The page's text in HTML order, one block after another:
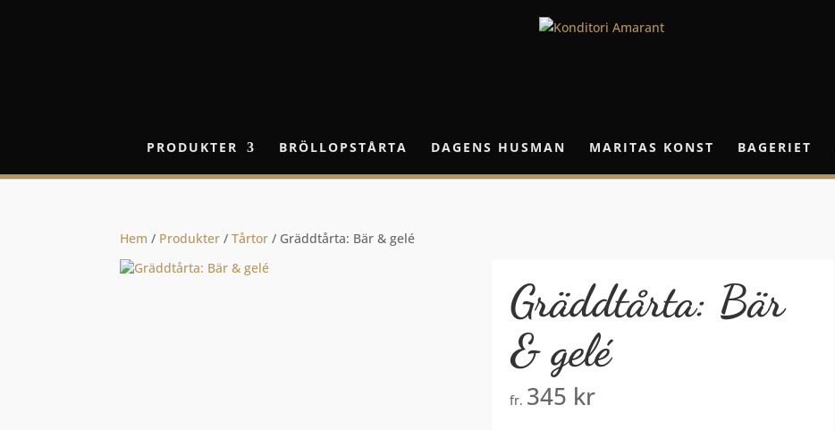
PRODUKTER BRÖLLOPSTÅRTA DAGENS HUSMAN MARITAS KONST BAGERIET
Hem / Produkter /Tårtor / Gräddtårta: Bär & gelé
Gräddtårta: Bär
& gelé
fr. 345 kr